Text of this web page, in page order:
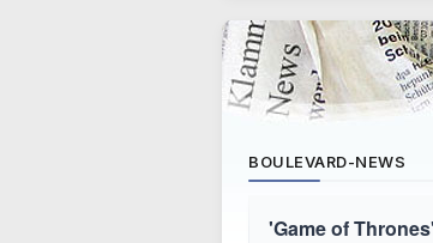
BOULEVARD-NEWS
'Game of